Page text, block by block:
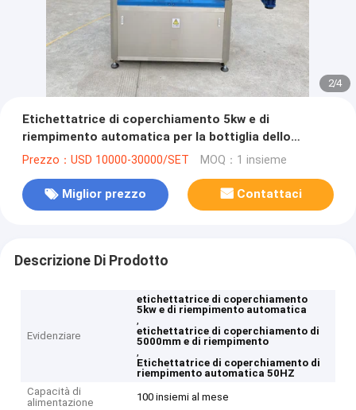
2/4
Etichettatrice di coperchiamento 5kw e di
riempimento automatica per la bottiglia dello
spruzzo
Prezzo：USD 10000-30000/SET MOQ：1 insieme
Miglior prezzo Contattaci
Descrizione Di Prodotto
Evidenziare
etichettatrice di coperchiamento
5kw e di riempimento automatica
,
etichettatrice di coperchiamento di
5000mm e di riempimento
,
Etichettatrice di coperchiamento di
riempimento automatica 50HZ
Capacità di
alimentazione
100 insiemi al mese